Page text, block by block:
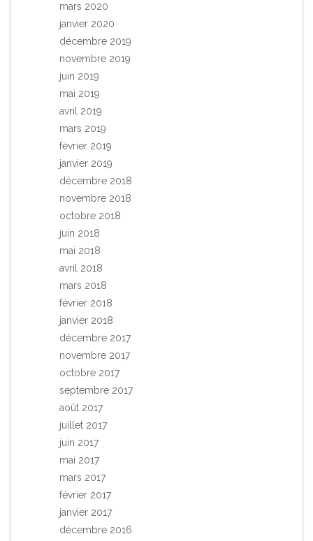
mars 2020
janvier 2020
décembre 2019
novembre 2019
juin 2019
mai 2019
avril 2019
mars 2019
février 2019
janvier 2019
décembre 2018
novembre 2018
octobre 2018
juin 2018
mai 2018
avril 2018
mars 2018
février 2018
janvier 2018
décembre 2017
novembre 2017
octobre 2017
septembre 2017
août 2017
juillet 2017
juin 2017
mai 2017
mars 2017
février 2017
janvier 2017
décembre 2016